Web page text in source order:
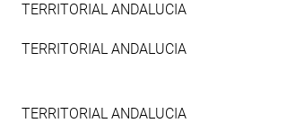
TERRITORIAL ANDALUCIA
TERRITORIAL ANDALUCIA
TERRITORIAL ANDALUCIA